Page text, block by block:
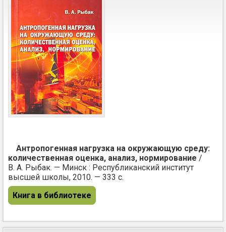
Антропогенная нагрузка на окружающую среду:
количественная оценка, анализ, нормирование /
В. А. Рыбак. — Минск : Республиканский институт
высшей школы, 2010. — 333 с.
Книга в библиотеке